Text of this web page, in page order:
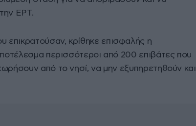
ΕΡΤ.
κρίθηκε επισφαλής η
περισσότεροι από 200 επιβάτες που
από το νησί, να μην εξυπηρετηθούν και